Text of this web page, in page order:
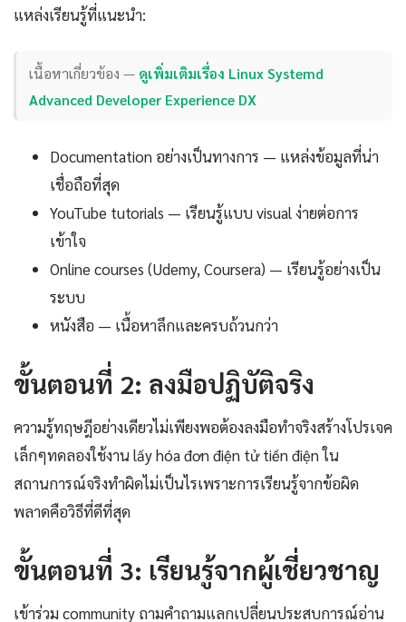
แหล่งเรียนรู้ที่แนะนำ:
เนื้อหาเกี่ยวข้อง — ดูเพิ่มเติมเรื่อง Linux Systemd
Advanced Developer Experience DX
Documentation อย่างเป็นทางการ — แหล่งข้อมูลที่น่า
เชื่อถือที่สุด
YouTube tutorials — เรียนรู้แบบ visual ง่ายต่อการ
เข้าใจ
Online courses (Udemy, Coursera) — เรียนรู้อย่างเป็น
ระบบ
หนังสือ — เนื้อหาลึกและครบถ้วนกว่า
ขั้นตอนที่ 2: ลงมือปฏิบัติจริง
ความรู้ทฤษฎีอย่างเดียวไม่เพียงพอต้องลงมือทำจริงสร้างโปรเจค
เล็กๆทดลองใช้งาน lấy hóa đơn điện tử tiền điện ใน
สถานการณ์จริงทำผิดไม่เป็นไรเพราะการเรียนรู้จากข้อผิด
พลาดคือวิธีที่ดีที่สุด
ขั้นตอนที่ 3: เรียนรู้จากผู้เชี่ยวชาญ
เข้าร่วม community ถามคำถามแลกเปลี่ยนประสบการณ์อ่าน